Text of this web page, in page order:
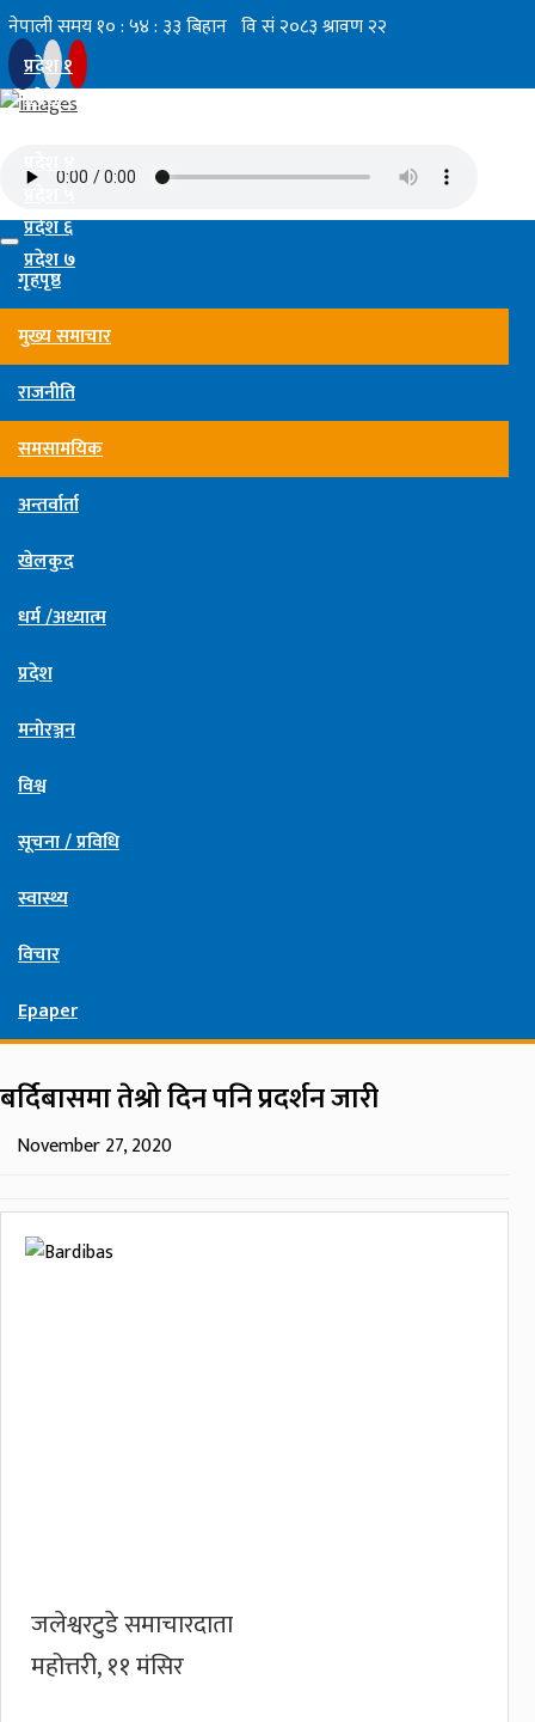
गृहपृष्ठ
मुख्य समाचार
राजनीति
समसामयिक
अन्तर्वार्ता
खेलकुद
धर्म /अध्यात्म
प्रदेश
प्रदेश १
प्रदेश २
प्रदेश ४
प्रदेश ६
प्रदेश ७
मनोरञ्जन
विश्व
सूचना / प्रविधि
स्वास्थ्य
विचार
Epaper
बर्दिबासमा तेश्रो दिन पनि प्रदर्शन जारी
November 27, 2020
जलेश्वरटुडे समाचारदाता
महोत्तरी, ११ मंसिर